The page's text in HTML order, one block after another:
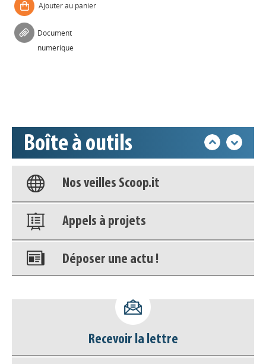
Ajouter au panier
Document
numérique
Boîte à outils
Base documentaire
Nos veilles Scoop.it
Appels à projets
Déposer une actu !
déconnecter)
Base documentaire
Recevoir la lettre